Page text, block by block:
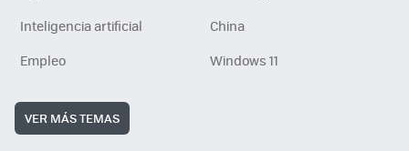
Inteligencia artificial
China
Empleo
Windows 11
VER MÁS TEMAS